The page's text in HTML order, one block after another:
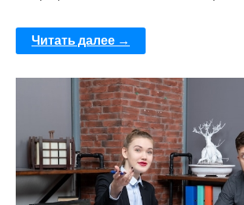
Читать далее →